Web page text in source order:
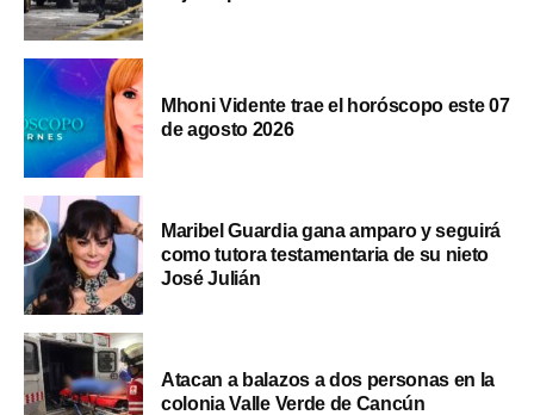
Mhoni Vidente trae el horóscopo este 07
de agosto 2026
Maribel Guardia gana amparo y seguirá
como tutora testamentaria de su nieto
José Julián
Atacan a balazos a dos personas en la
colonia Valle Verde de Cancún